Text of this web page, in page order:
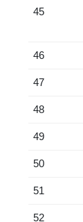
45
46
47
48
49
50
51
52